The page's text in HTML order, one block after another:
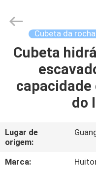
PARA
ESPETÁCULO
VR
Huitong
Machinery
Rights
Reserved.
Cubeta da
Cubeta
do
Lugar de
origem:
Marca: